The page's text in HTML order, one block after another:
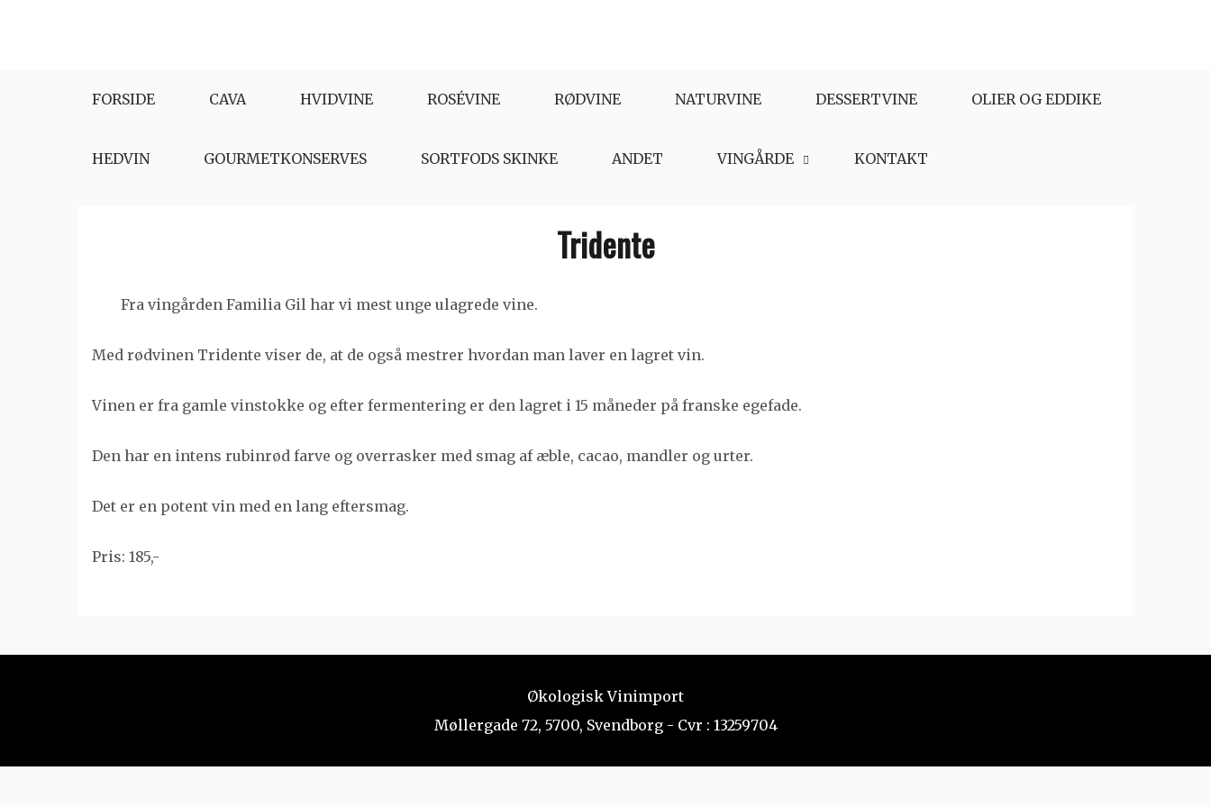
FORSIDE
CAVA HVIDVINE ROSÉVINE RØDVINE NATURVINE DESSERTVINE OLIER OG EDDIKE
HEDVIN GOURMETKONSERVES SORTFODS SKINKE ANDET VINGÅRDE KONTAKT
Tridente
Fra vingården Familia Gil har vi mest unge ulagrede vine.
Med rødvinen Tridente viser de, at de også mestrer hvordan man laver en lagret vin.
Vinen er fra gamle vinstokke og efter fermentering er den lagret i 15 måneder på franske egefade.
Den har en intens rubinrød farve og overrasker med smag af æble, cacao, mandler og urter.
Det er en potent vin med en lang eftersmag.
Pris: 185,-
Økologisk Vinimport
Møllergade 72, 5700, Svendborg - Cvr : 13259704